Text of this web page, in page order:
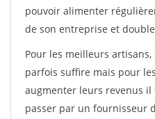
pouvoir alimenter
de son entreprise et
Pour les meilleurs
parfois suffire mais pour
augmenter leurs revenus
passer par un fournisseur